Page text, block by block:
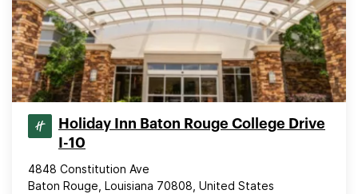
Holiday Inn Baton Rouge College Drive
I-10
4848 Constitution Ave
Baton Rouge, Louisiana 70808, United States